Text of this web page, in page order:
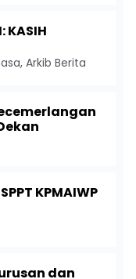
KASIH
, Arkib Berita
KPMAIWP
dan